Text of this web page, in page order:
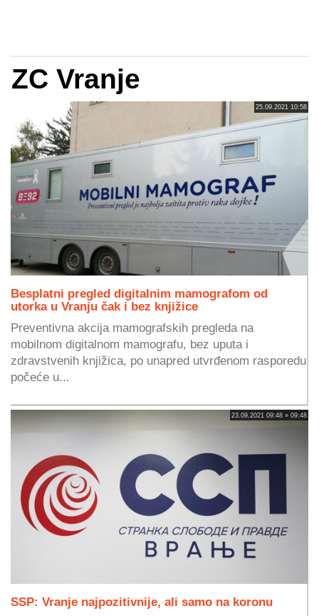
ZC Vranje
25.09.2021 10:58
Besplatni pregled digitalnim mamografom od
utorka u Vranju čak i bez knjižice
Preventivna akcija mamografskih pregleda na
mobilnom digitalnom mamografu, bez uputa i
zdravstvenih knjižica, po unapred utvrđenom rasporedu
počeće u...
23.09.2021 09:48 » 09:48
SSP: Vranje najpozitivnije, ali samo na koronu